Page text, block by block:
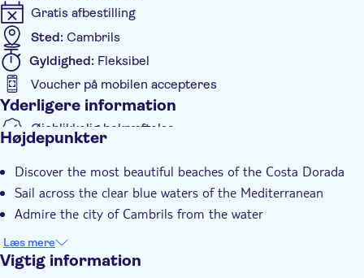
Gratis afbestilling
Sted: Cambrils
Gyldighed: Fleksibel
Voucher på mobilen accepteres
Yderligere information
Øjeblikkelig bekræftelse
Lunch
Højdepunkter
Discover the most beautiful beaches of the Costa Dorada
Sail across the clear blue waters of the Mediterranean
Admire the city of Cambrils from the water
Læs mere
Vigtig information